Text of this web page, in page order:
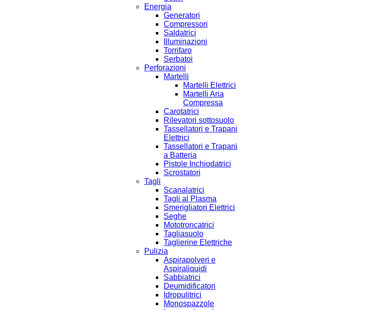
Energia
Generatori
Compressori
Saldatrici
Illuminazioni
Torrifaro
Serbatoi
Perforazioni
Martelli
Martelli Elettrici
Martelli Aria
Compressa
Carotatrici
Rilevatori sottosuolo
Tassellatori e Trapani
Elettrici
Tassellatori e Trapani
a Batteria
Pistole Inchiodatrici
Scrostatori
Tagli
Scanalatrici
Tagli al Plasma
Smerigliatori Elettrici
Seghe
Mototroncatrici
Tagliasuolo
Taglierine Elettriche
Pulizia
Aspirapolveri e
Aspiraliquidi
Sabbiatrici
Deumidificatori
Idropulitrici
Monospazzole